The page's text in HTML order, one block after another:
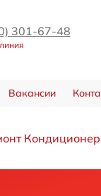
301-67-48
Вакансии